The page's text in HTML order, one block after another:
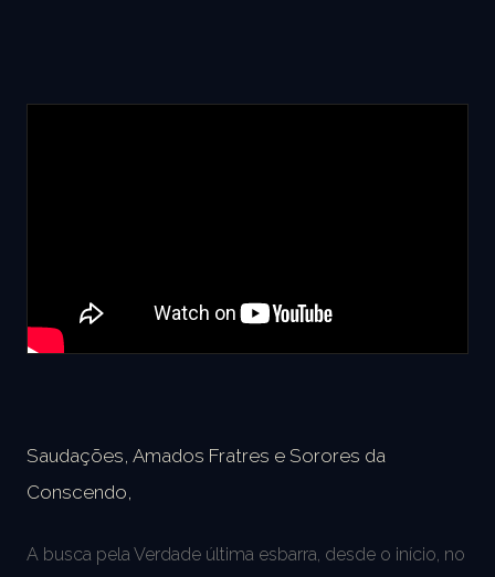
Saudações, Amados Fratres e Sorores da
Conscendo,
A busca pela Verdade última esbarra, desde o início, no